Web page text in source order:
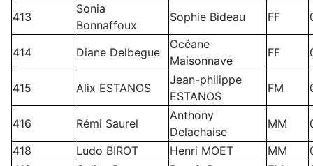
413
Sonia
Bonnaffoux
Sophie Bideau FF
414 Diane Delbegue
Océane
Maisonnave
FF
415 Alix ESTANOS
Jean-philippe
ESTANOS
FM
416 Rémi Saurel
Anthony
Delachaise
MM
418
Ludo BIROT Henri MOET MM